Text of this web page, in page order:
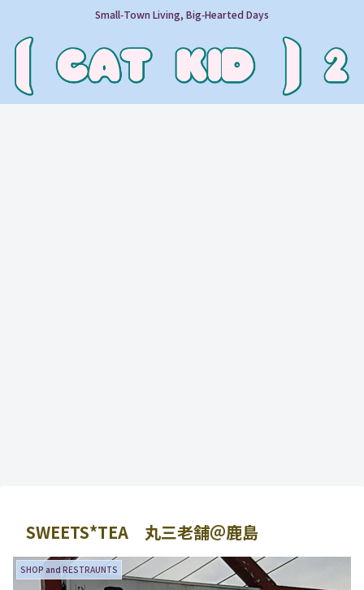
Small‑Town Living, Big‑Hearted Days
SWEETS*TEA 丸三老舗＠鹿島
SHOP and RESTRAUNTS